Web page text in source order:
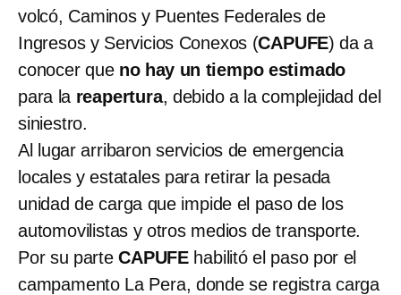
volcó, Caminos y Puentes Federales de
Ingresos y Servicios Conexos (CAPUFE) da a
conocer que no hay un tiempo estimado
para la reapertura, debido a la complejidad del
siniestro.
Al lugar arribaron servicios de emergencia
locales y estatales para retirar la pesada
unidad de carga que impide el paso de los
automovilistas y otros medios de transporte.
Por su parteCAPUFE habilitó el paso por el
campamento La Pera, donde se registra carga